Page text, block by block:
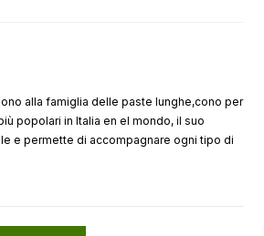
alla famiglia delle paste lunghe,cono per
popolari in Italia en el mondo, il suo
e permette di accompagnare ogni tipo di